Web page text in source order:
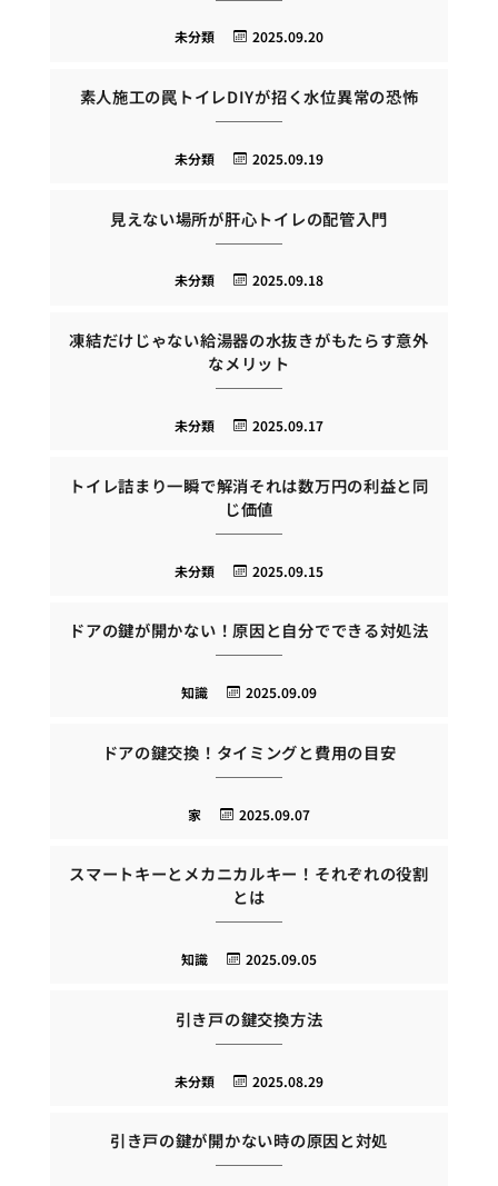
2025.09.20
未分類
素人施工の罠トイレDIYが招く水位異常の恐怖
2025.09.19
未分類
見えない場所が肝心トイレの配管入門
2025.09.18
未分類
凍結だけじゃない給湯器の水抜きがもたらす意外
なメリット
2025.09.17
未分類
トイレ詰まり一瞬で解消それは数万円の利益と同
じ価値
2025.09.15
未分類
ドアの鍵が開かない！原因と自分でできる対処法
2025.09.09
知識
ドアの鍵交換！タイミングと費用の目安
2025.09.07
家
スマートキーとメカニカルキー！それぞれの役割
とは
2025.09.05
知識
引き戸の鍵交換方法
2025.08.29
未分類
引き戸の鍵が開かない時の原因と対処